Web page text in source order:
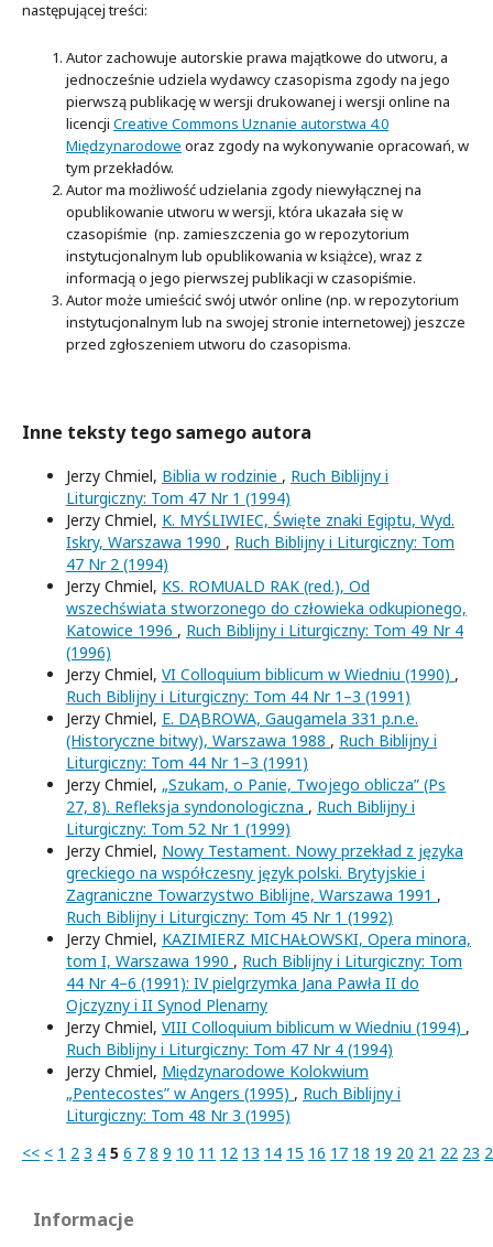
następującej treści:
Autor zachowuje autorskie prawa majątkowe do utworu, a
jednocześnie udziela wydawcy czasopisma zgody na jego
pierwszą publikację w wersji drukowanej i wersji online na
licencji Creative Commons Uznanie autorstwa 4.0
Międzynarodowe oraz zgody na wykonywanie opracowań, w
tym przekładów.
Autor ma możliwość udzielania zgody niewyłącznej na
opublikowanie utworu w wersji, która ukazała się w
czasopiśmie (np. zamieszczenia go w repozytorium
instytucjonalnym lub opublikowania w książce), wraz z
informacją o jego pierwszej publikacji w czasopiśmie.
Autor może umieścić swój utwór online (np. w repozytorium
instytucjonalnym lub na swojej stronie internetowej) jeszcze
przed zgłoszeniem utworu do czasopisma.
Inne teksty tego samego autora
Jerzy Chmiel, Biblia w rodzinie , Ruch Biblijny i
Liturgiczny: Tom 47 Nr 1 (1994)
Jerzy Chmiel, K. MYŚLIWIEC, Święte znaki Egiptu, Wyd.
Iskry, Warszawa 1990 , Ruch Biblijny i Liturgiczny: Tom
47 Nr 2 (1994)
Jerzy Chmiel, KS. ROMUALD RAK (red.), Od
wszechświata stworzonego do człowieka odkupionego,
Katowice 1996 , Ruch Biblijny i Liturgiczny: Tom 49 Nr 4
(1996)
Jerzy Chmiel, VI Colloquium biblicum w Wiedniu (1990) ,
Ruch Biblijny i Liturgiczny: Tom 44 Nr 1–3 (1991)
Jerzy Chmiel, E. DĄBROWA, Gaugamela 331 p.n.e.
(Historyczne bitwy), Warszawa 1988 , Ruch Biblijny i
Liturgiczny: Tom 44 Nr 1–3 (1991)
Jerzy Chmiel, „Szukam, o Panie, Twojego oblicza” (Ps
27, 8). Refleksja syndonologiczna , Ruch Biblijny i
Liturgiczny: Tom 52 Nr 1 (1999)
Jerzy Chmiel, Nowy Testament. Nowy przekład z języka
greckiego na współczesny język polski. Brytyjskie i
Zagraniczne Towarzystwo Biblijne, Warszawa 1991 ,
Ruch Biblijny i Liturgiczny: Tom 45 Nr 1 (1992)
Jerzy Chmiel, KAZIMIERZ MICHAŁOWSKI, Opera minora,
tom I, Warszawa 1990 , Ruch Biblijny i Liturgiczny: Tom
44 Nr 4–6 (1991): IV pielgrzymka Jana Pawła II do
Ojczyzny i II Synod Plenarny
Jerzy Chmiel, VIII Colloquium biblicum w Wiedniu (1994) ,
Ruch Biblijny i Liturgiczny: Tom 47 Nr 4 (1994)
Jerzy Chmiel, Międzynarodowe Kolokwium
„Pentecostes” w Angers (1995) , Ruch Biblijny i
Liturgiczny: Tom 48 Nr 3 (1995)
<< < 1 2 3 4 5 6 7 8 9 10 11 12 13 14 15 16 17 18 19 20 21 22 23
Informacje